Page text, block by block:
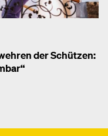
der Schützen: